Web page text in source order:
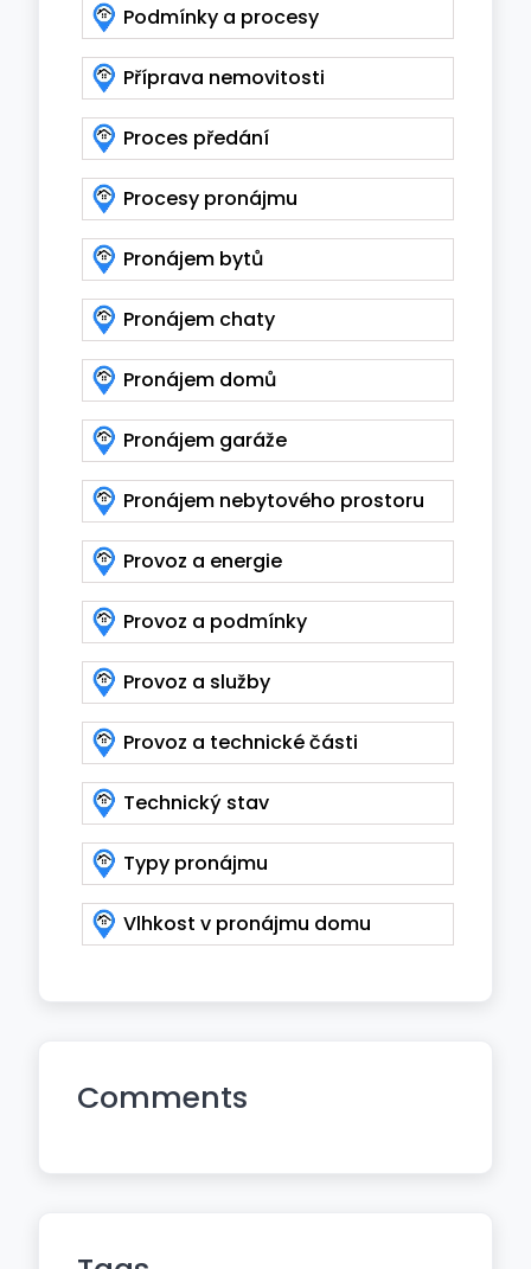
Podmínky a procesy
Příprava nemovitosti
Proces předání
Procesy pronájmu
Pronájem bytů
Pronájem chaty
Pronájem domů
Pronájem garáže
Pronájem nebytového prostoru
Provoz a energie
Provoz a podmínky
Provoz a služby
Provoz a technické části
Technický stav
Typy pronájmu
Vlhkost v pronájmu domu
Comments